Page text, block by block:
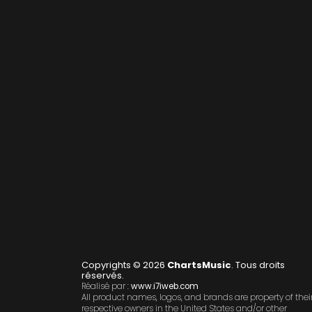
Copyrights © 2026 ChartsMusic. Tous droits
réservés.
Réalisé par :www.i7iweb.com
All product names, logos, and brands are property of
respective owners in the United States and/or other